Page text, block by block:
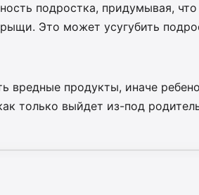
подростка, придумывая,
Это может усугубить
вредные продукты, иначе
только выйдет из-под